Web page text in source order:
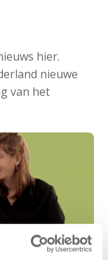
hier.
nieuwe
van het